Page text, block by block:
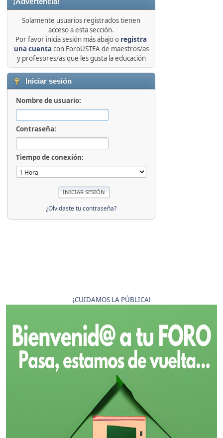
Solamente usuarios registrados tienen
acceso a esta sección.
Por favor inicia sesión más abajo o registra
una cuenta con ForoUSTEA de maestros/as
y profesores/as que les gusta la educación
Iniciar sesión
Nombre de usuario:
Contraseña:
Tiempo de conexión:
¿Olvidaste tu contraseña?
¡CUIDAMOS LA PÚBLICA!